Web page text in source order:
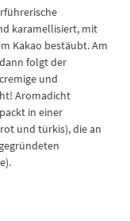
karamellisiert, mit
Kakao bestäubt. Am
folgt der
und
Aromadicht
in einer
und türkis), die an